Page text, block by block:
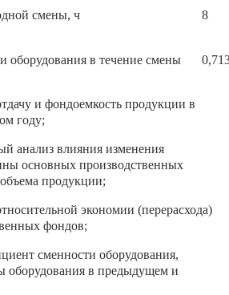
смены, ч 8
оборудования в течение смены
и фондоемкость продукции в
году;
анализ влияния изменения
основных производственных
продукции;
экономии (перерасхода)
фондов;
сменности оборудования,
оборудования в предыдущем и